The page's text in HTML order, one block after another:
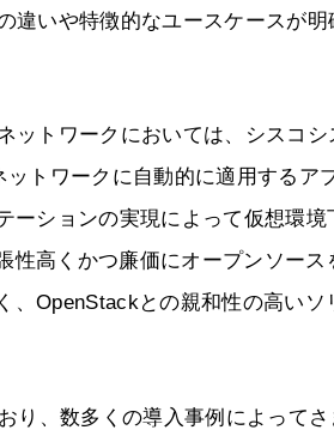
違いや特徴的なユースケースが明
ットワークにおいては、シスコシ
トワークに自動的に適用するア
ーションの実現によって仮想環境
性高くかつ廉価にオープンソース
、OpenStackとの親和性の高いソ
り、数多くの導入事例によってさ